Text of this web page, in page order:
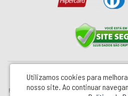
Industrial e Comercial Pretty Glass
Rua Monteiro Lobato, 86 – Jd Silvina - São
Utilizamos cookies para
nosso site. Ao continuar